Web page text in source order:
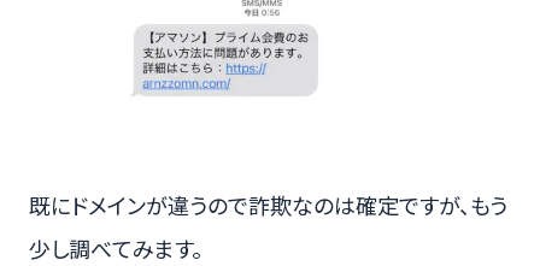
既にドメインが違うので詐欺なのは確定ですが、もう
少し調べてみます。